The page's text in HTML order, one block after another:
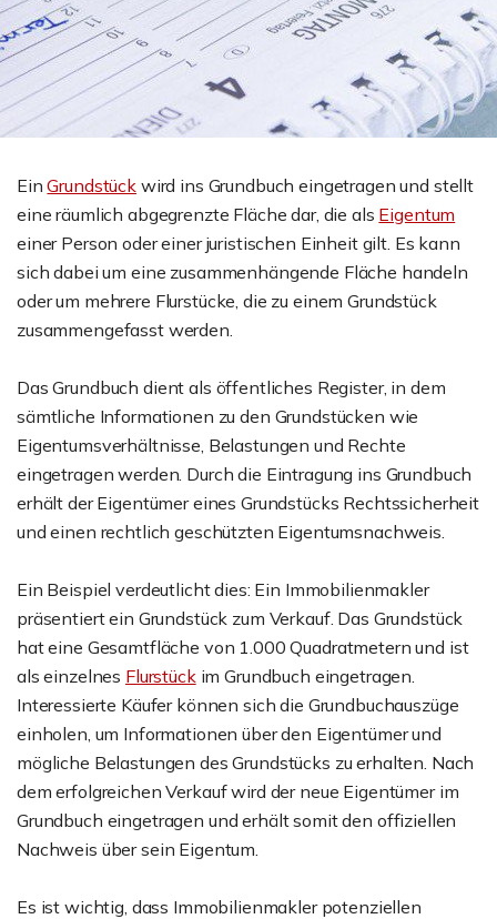
EinGrundstück wird ins Grundbuch eingetragen und stellt
eine räumlich abgegrenzte Fläche dar, die als Eigentum
einer Person oder einer juristischen Einheit gilt. Es kann
sich dabei um eine zusammenhängende Fläche handeln
oder um mehrere Flurstücke, die zu einem Grundstück
zusammengefasst werden.
Das Grundbuch dient als öffentliches Register, in dem
sämtliche Informationen zu den Grundstücken wie
Eigentumsverhältnisse, Belastungen und Rechte
eingetragen werden. Durch die Eintragung ins Grundbuch
erhält der Eigentümer eines Grundstücks Rechtssicherheit
und einen rechtlich geschützten Eigentumsnachweis.
Ein Beispiel verdeutlicht dies: Ein Immobilienmakler
präsentiert ein Grundstück zum Verkauf. Das Grundstück
hat eine Gesamtfläche von 1.000 Quadratmetern und ist
als einzelnes Flurstückim Grundbuch eingetragen.
Interessierte Käufer können sich die Grundbuchauszüge
einholen, um Informationen über den Eigentümer und
mögliche Belastungen des Grundstücks zu erhalten. Nach
dem erfolgreichen Verkauf wird der neue Eigentümer im
Grundbuch eingetragen und erhält somit den offiziellen
Nachweis über sein Eigentum.
Es ist wichtig, dass Immobilienmakler potenziellen